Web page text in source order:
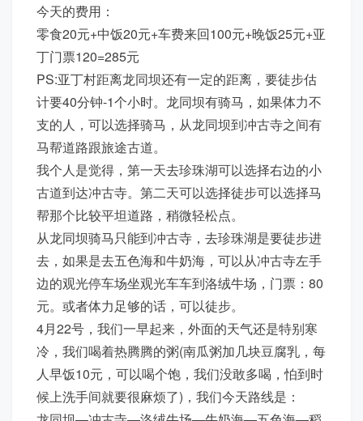
今天的费用：
零食20元+中饭20元+车费来回100元+晚饭25元+亚
丁门票120=285元
PS:亚丁村距离龙同坝还有一定的距离，要徒步估
计要40分钟-1个小时。龙同坝有骑马，如果体力不
支的人，可以选择骑马，从龙同坝到冲古寺之间有
马帮道路跟旅途古道。
我个人是觉得，第一天去珍珠湖可以选择右边的小
古道到达冲古寺。第二天可以选择徒步可以选择马
帮那个比较平坦道路，稍微轻松点。
从龙同坝骑马只能到冲古寺，去珍珠湖是要徒步进
去，如果是去五色海和牛奶海，可以从冲古寺左手
边的观光停车场坐观光车车到洛绒牛场，门票：80
元。或者体力足够的话，可以徒步。
4月22号，我们一早起来，外面的天气还是特别寒
冷，我们喝着热腾腾的粥(南瓜粥加几块豆腐乳，每
人早饭10元，可以喝个饱，我们没敢多喝，怕到时
候上洗手间就要很麻烦了)，我们今天路线是：